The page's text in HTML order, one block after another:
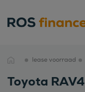
lease voorraad
Toyota RAV4